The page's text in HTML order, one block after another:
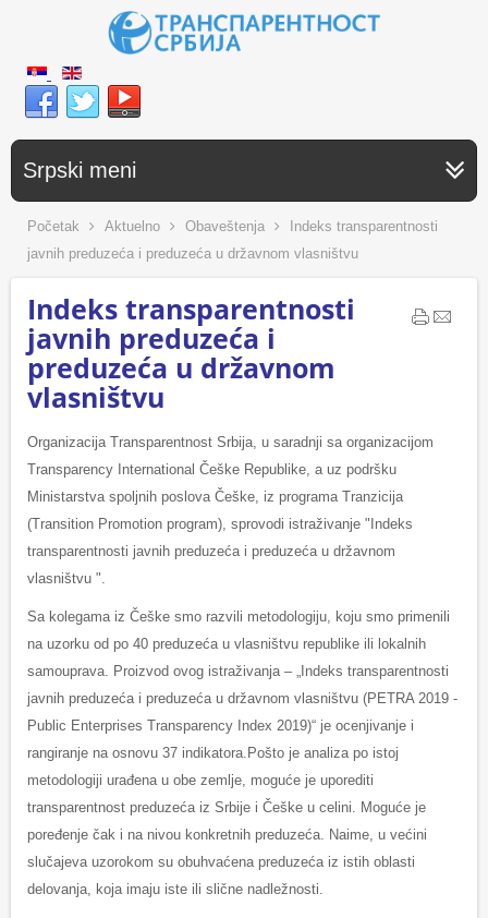
Srpski meni
Početak Aktuelno Obaveštenja
Indeks transparentnosti
javnih preduzeća i preduzeća u državnom vlasništvu
Indeks transparentnosti
javnih preduzeća i
preduzeća u državnom
vlasništvu
Organizacija Transparentnost Srbija, u saradnji sa organizacijom
Transparency International Češke Republike, a uz podršku
Ministarstva spoljnih poslova Češke, iz programa Tranzicija
(Transition Promotion program), sprovodi istraživanje "Indeks
transparentnosti javnih preduzeća i preduzeća u državnom
vlasništvu ".
Sa kolegama iz Češke smo razvili metodologiju, koju smo primenili
na uzorku od po 40 preduzeća u vlasništvu republike ili lokalnih
samouprava. Proizvod ovog istraživanja – „Indeks transparentnosti
javnih preduzeća i preduzeća u državnom vlasništvu (PETRA 2019 -
Public Enterprises Transparency Index 2019)“ je ocenjivanje i
rangiranje na osnovu 37 indikatora.Pošto je analiza po istoj
metodologiji urađena u obe zemlje, moguće je uporediti
transparentnost preduzeća iz Srbije i Češke u celini. Moguće je
poređenje čak i na nivou konkretnih preduzeća. Naime, u većini
slučajeva uzorokom su obuhvaćena preduzeća iz istih oblasti
delovanja, koja imaju iste ili slične nadležnosti.